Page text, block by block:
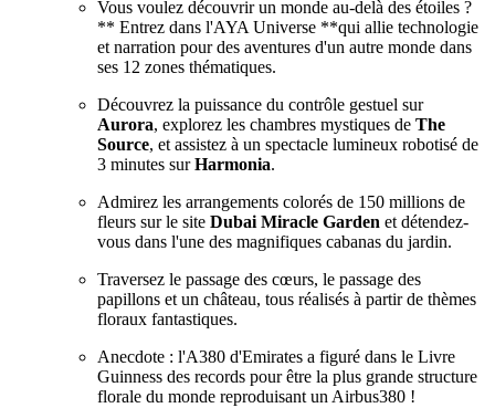
Vous voulez découvrir un monde au-delà des étoiles ?
** Entrez dans l'AYA Universe **qui allie technologie
et narration pour des aventures d'un autre monde dans
ses 12 zones thématiques.
Découvrez la puissance du contrôle gestuel sur
Aurora, explorez les chambres mystiques de The
Source, et assistez à un spectacle lumineux robotisé de
3 minutes surHarmonia.
Admirez les arrangements colorés de 150 millions de
fleurs sur le site Dubai Miracle Garden et détendez-
vous dans l'une des magnifiques cabanas du jardin.
Traversez le passage des cœurs, le passage des
papillons et un château, tous réalisés à partir de thèmes
floraux fantastiques.
Anecdote : l'A380 d'Emirates a figuré dans le Livre
Guinness des records pour être la plus grande structure
florale du monde reproduisant un Airbus380 !